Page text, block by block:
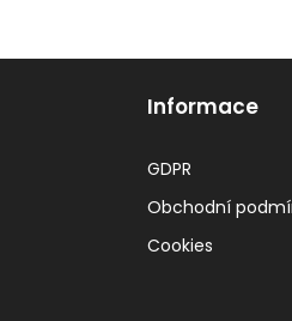
Informace
GDPR
Obchodní
Cookies